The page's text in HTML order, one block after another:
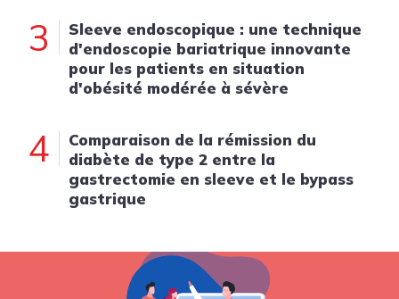
3
Sleeve endoscopique : une technique
d'endoscopie bariatrique innovante
pour les patients en situation
d'obésité modérée à sévère
4
Comparaison de la rémission du
diabète de type 2 entre la
gastrectomie en sleeve et le bypass
gastrique